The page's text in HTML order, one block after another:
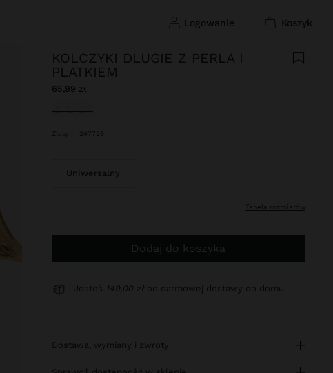
logowanie koszyk
KOLCZYKI DLUGIE Z PERLA I
PLATKIEM
65,99 zł
Wybrane
Zloty 247726
Uniwersalny
tabela rozmiarów
Dodaj do koszyka
Jesteś 149,00 zł od darmowej dostawy do domu
dostawa, wymiany i zwroty